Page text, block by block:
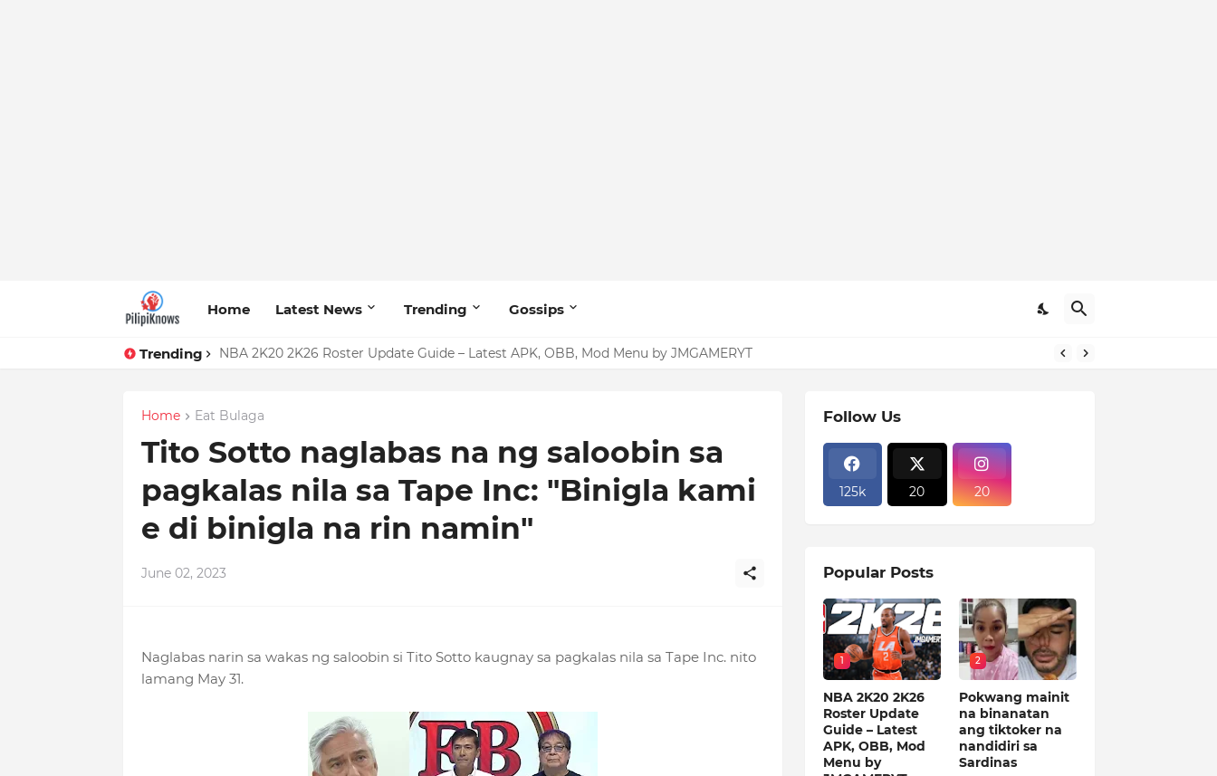
Home Latest News Trending Gossips
Trending NBA 2K20 2K26 Roster Update Guide – Latest APK, OBB, Mod Menu by JMGAMERYT
Pokwang mainit na binanatan ang tiktoker na nandidiri sa Sardinas
Home Eat Bulaga
Tito Sotto naglabas na ng saloobin sa
pagkalas nila sa Tape Inc: "Binigla kami
e di binigla na rin namin"
June 02, 2023
Naglabas narin sa wakas ng saloobin si Tito Sotto kaugnay sa pagkalas nila sa Tape Inc. nito
lamang May 31.
Follow Us
125k 20 20
Popular Posts
1
NBA 2K20 2K26
Roster Update
Guide – Latest
APK, OBB, Mod
Menu by
2
Pokwang mainit
na binanatan
ang tiktoker na
nandidiri sa
Sardinas